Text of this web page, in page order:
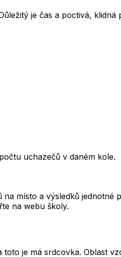
je čas a poctivá, klidná
uchazečů v daném kole.
místo a výsledků jednotné
na webu školy.
je má srdcovka. Oblast